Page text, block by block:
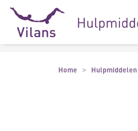
Naar hoofdinhoud
Naar footer
Home Hulpmiddelen